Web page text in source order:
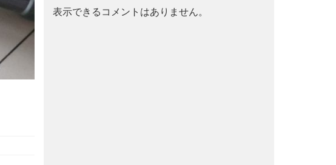
表示できるコメントはありません。